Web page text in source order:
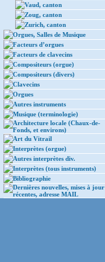
Vaud, canton
Zoug, canton
Zurich, canton
Orgues, Salles de Musique
Facteurs d’orgues
Facteurs de clavecins
Compositeurs (orgue)
Compositeurs (divers)
Clavecins
Orgues
Autres instruments
Musique (terminologie)
Architecture locale (Chaux-de-
Fonds, et environs)
Art du Vitrail
Interprètes (orgue)
Autres interprètes div.
Interprètes (tous instruments)
Bibliographie
Dernières nouvelles, mises à jour
récentes, adresse MAIL